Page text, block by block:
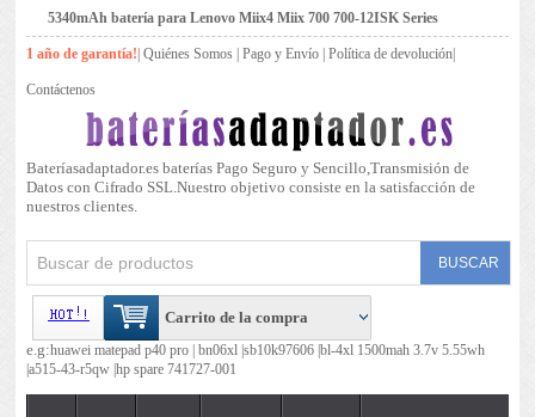
5340mAh batería para Lenovo Miix4 Miix 700 700-12ISK Series
1 año de garantía! |Quiénes Somos |Pago y Envío |Política de devolución
Contáctenos
Bateríasadaptador.es baterías Pago Seguro y Sencillo,Transmisión de
Datos con Cifrado SSL.Nuestro objetivo consiste en la satisfacción de
nuestros clientes.
Carrito de la compra
e.g:huawei matepad p40 pro |bn06xl |sb10k97606 |bl-4xl 1500mah 3.7v 5.55wh
|a515-43-r5qw |hp spare 741727-001